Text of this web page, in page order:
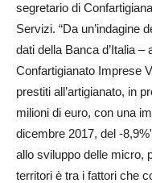
segretario di
Servizi. “Da un’indagine
dati della Banca d’Italia
Con­fartigianato Imprese
prestiti all’artigianato, in
milioni di euro, con una
dicembre 2017, del -
allo sviluppo delle micro,
territori è tra i fattori che